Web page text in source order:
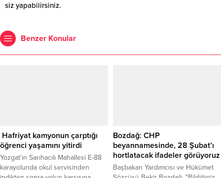
siz yapabilirsiniz.
Benzer Konular
Hafriyat kamyonun çarptığı
öğrenci yaşamını yitirdi
Yozgat’ın Sarıhacılı Mahallesi E-88
karayolunda okul servisinden
Bozdağ: CHP
beyannamesinde, 28 Şubat’ı
hortlatacak ifadeler görüyoruz
Başbakan Yardımcısı ve Hükümet